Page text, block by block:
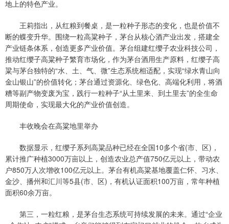
地上的特色产业。
王莉指出，从红粮到餐桌，是一粒种子形态的变化，也是价值不
断的蝶变升华。围绕一粒高粱种子，茅台从核心酒产业出发，搭建全
产业链条体系，创造更多产业价值。茅台组建红缨子农业科技公司，
推动红缨子高粱种子繁育市场化，作为茅台酒用生产原料，红缨子高
粱与茅台独特的“水、土、气、微”生态系统相适配，实现“绿水青山向
金山银山”的价值转化；茅台通过资源化、绿色化、高端化利用，将酒
糟等副产物变废为宝，践行一粒种子“从土里来、到土里去”的全生命
周期使命，实现最大化的产业价值创造。
丰收晚会在高粱地里举办
数据显示，红缨子系列高粱品种已经在全国10多个省(市、区)，
累计推广种植3000万亩以上，创造农业总产值750亿元以上，带动农
户850万人次增收100亿元以上。茅台有机高粱基地覆盖仁怀、习水、
金沙、播州和汇川等5县(市、区)，有机认证面积100万亩，常年种植
面积60余万亩。
第三，一粒红粮，是茅台生态系统可持续发展的未来。通过“企业